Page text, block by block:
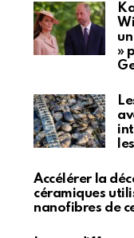
»
Accélérer la
céramiques
nanofibres de